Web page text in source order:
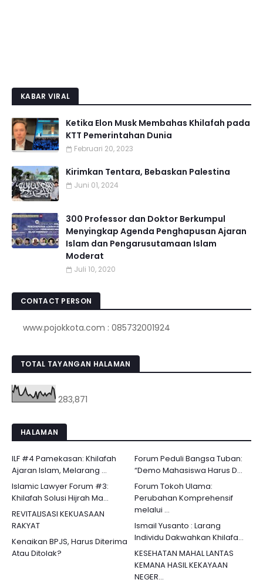
KABAR VIRAL
Ketika Elon Musk Membahas Khilafah pada
KTT Pemerintahan Dunia
Februari 20, 2023
Kirimkan Tentara, Bebaskan Palestina
Juni 01, 2024
300 Professor dan Doktor Berkumpul
Menyingkap Agenda Penghapusan Ajaran
Islam dan Pengarusutamaan Islam
Moderat
Juli 10, 2020
CONTACT PERSON
www.pojokkota.com : 085732001924
TOTAL TAYANGAN HALAMAN
283,871
HALAMAN
ILF #4 Pamekasan: Khilafah
Ajaran Islam, Melarang ...
Forum Peduli Bangsa Tuban:
“Demo Mahasiswa Harus D...
Islamic Lawyer Forum #3:
Khilafah Solusi Hijrah Ma...
Forum Tokoh Ulama:
Perubahan Komprehensif
melalui ...
REVITALISASI KEKUASAAN
RAKYAT
Ismail Yusanto : Larang
Individu Dakwahkan Khilafa...
Kenaikan BPJS, Harus Diterima
Atau Ditolak?
KESEHATAN MAHAL LANTAS
KEMANA HASIL KEKAYAAN
NEGER...